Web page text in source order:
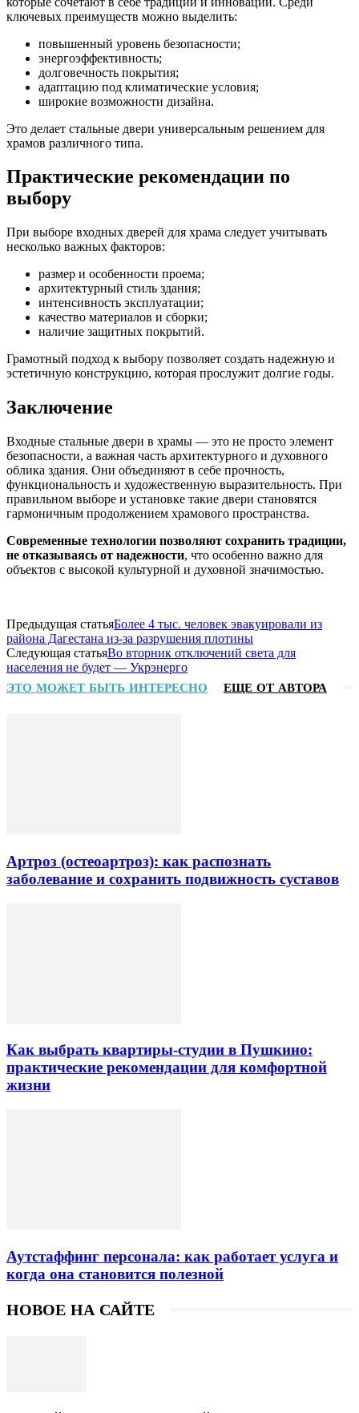
ключевых преимуществ можно выделить:
повышенный уровень безопасности;
энергоэффективность;
долговечность покрытия;
адаптацию под климатические условия;
широкие возможности дизайна.
Это делает стальные двери универсальным решением для
храмов различного типа.
Практические рекомендации по
выбору
При выборе входных дверей для храма следует учитывать
несколько важных факторов:
размер и особенности проема;
архитектурный стиль здания;
интенсивность эксплуатации;
качество материалов и сборки;
наличие защитных покрытий.
Грамотный подход к выбору позволяет создать надежную и
эстетичную конструкцию, которая прослужит долгие годы.
Заключение
Входные стальные двери в храмы — это не просто элемент
безопасности, а важная часть архитектурного и духовного
облика здания. Они объединяют в себе прочность,
функциональность и художественную выразительность. При
правильном выборе и установке такие двери становятся
гармоничным продолжением храмового пространства.
Современные технологии позволяют сохранить традиции,
не отказываясь от надежности, что особенно важно для
объектов с высокой культурной и духовной значимостью.
Предыдущая статьяБолее 4 тыс. человек эвакуировали из
района Дагестана из-за разрушения плотины
Следующая статьяВо вторник отключений света для
населения не будет — Укрэнерго
ЭТО МОЖЕТ БЫТЬ ИНТЕРЕСНО ЕЩЕ ОТ АВТОРА
Артроз (остеоартроз): как распознать
заболевание и сохранить подвижность суставов
Как выбрать квартиры-студии в Пушкино:
практические рекомендации для комфортной
жизни
Аутстаффинг персонала: как работает услуга и
когда она становится полезной
НОВОЕ НА САЙТЕ